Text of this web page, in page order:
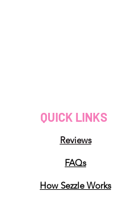
QUICK LINKS
Reviews
FAQs
How Sezzle Works